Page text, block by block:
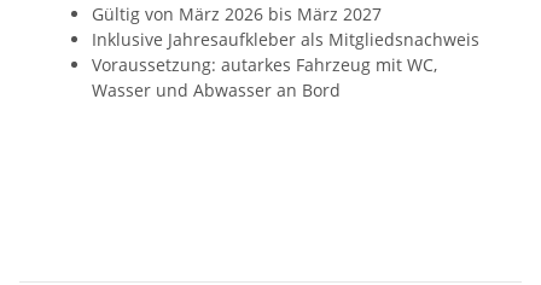
Gültig von März 2026 bis März 2027
Inklusive Jahresaufkleber als Mitgliedsnachweis
Voraussetzung: autarkes Fahrzeug mit WC,
Wasser und Abwasser an Bord